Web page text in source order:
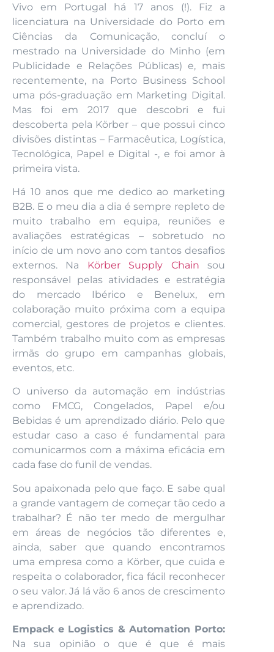
Vivo em Portugal há 17 anos (!). Fiz a
licenciatura na Universidade do Porto em
Ciências da Comunicação, concluí o
mestrado na Universidade do Minho (em
Publicidade e Relações Públicas) e, mais
recentemente, na Porto Business School
uma pós-graduação em Marketing Digital.
Mas foi em 2017 que descobri e fui
descoberta pela Körber – que possui cinco
divisões distintas – Farmacêutica, Logística,
Tecnológica, Papel e Digital -, e foi amor à
primeira vista.
Há 10 anos que me dedico ao marketing
B2B. E o meu dia a dia é sempre repleto de
muito trabalho em equipa, reuniões e
avaliações estratégicas – sobretudo no
início de um novo ano com tantos desafios
externos. Na Körber Supply Chain sou
responsável pelas atividades e estratégia
do mercado Ibérico e Benelux, em
colaboração muito próxima com a equipa
comercial, gestores de projetos e clientes.
Também trabalho muito com as empresas
irmãs do grupo em campanhas globais,
eventos, etc.
O universo da automação em indústrias
como FMCG, Congelados, Papel e/ou
Bebidas é um aprendizado diário. Pelo que
estudar caso a caso é fundamental para
comunicarmos com a máxima eficácia em
cada fase do funil de vendas.
Sou apaixonada pelo que faço. E sabe qual
a grande vantagem de começar tão cedo a
trabalhar? É não ter medo de mergulhar
em áreas de negócios tão diferentes e,
ainda, saber que quando encontramos
uma empresa como a Körber, que cuida e
respeita o colaborador, fica fácil reconhecer
o seu valor. Já lá vão 6 anos de crescimento
e aprendizado.
Empack e Logistics & Automation Porto:
Na sua opinião o que é que é mais